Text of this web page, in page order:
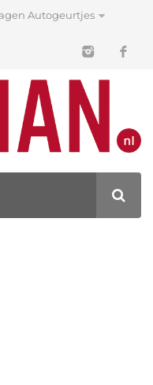
Autogeurtjes
LOGO!